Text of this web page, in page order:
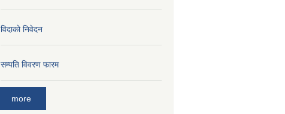
विदाको निवेदन
सम्पति विवरण फारम
more